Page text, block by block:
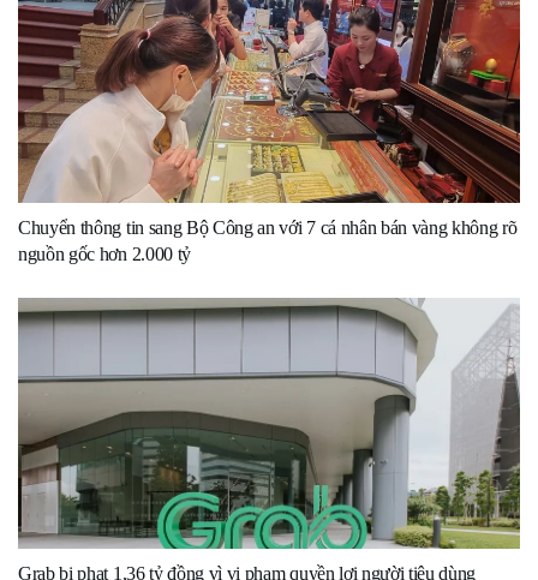
Chuyển thông tin sang Bộ Công an với 7 cá nhân bán vàng không rõ
nguồn gốc hơn 2.000 tỷ
Grab bị phạt 1,36 tỷ đồng vì vi phạm quyền lợi người tiêu dùng